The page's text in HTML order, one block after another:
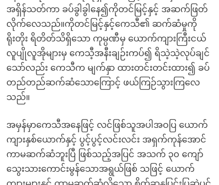
အရှိန်သတ်ကာ ခပ်ခွါခွါနေ၍ကိုတင်မြင့်နှင့် အဆက်ဖြတ်
လိုက်လေသည်။ကိုတင်မြင့်နှင့်ကေသီ၏ ဆက်ဆံမှုကို
ရိုးတိုး ရိတိတ်သိရှိသော ကုမ္ပဏီမှ ယောက်ကျားကြီးငယ်
လူပျိုလူအိုများမှ ကေသီ့အနီးချဉ်းကပ်၍ ရိသဲ့သဲ့လုပ်ချင်
သော်လည်း ကေသီက မျက်နှာ ထားတင်းတင်းထား၍ ခပ်
တည်တည်ဆက်ဆံသောကြောင့် ဖယ်ကြဉ်သွားကြလေ
သည်။
အမှန်မှာကေသီအနေဖြင့် လင်ဖြစ်သူအပါအဝပြ ယောက်
ကျားနှစ်ယောက်နှင့် ပွင့်ပွင့်လင်းလင်း အရှက်ကုန်အောင်
ကာမဆက်ဆံဘူးပြီ ဖြစ်သည့်အပြင် အသက် ၃၀ ကျော်
သွေးသားကောင်းမွန်သောအရွယ်ဖြစ် သဖြင့် ယောက်